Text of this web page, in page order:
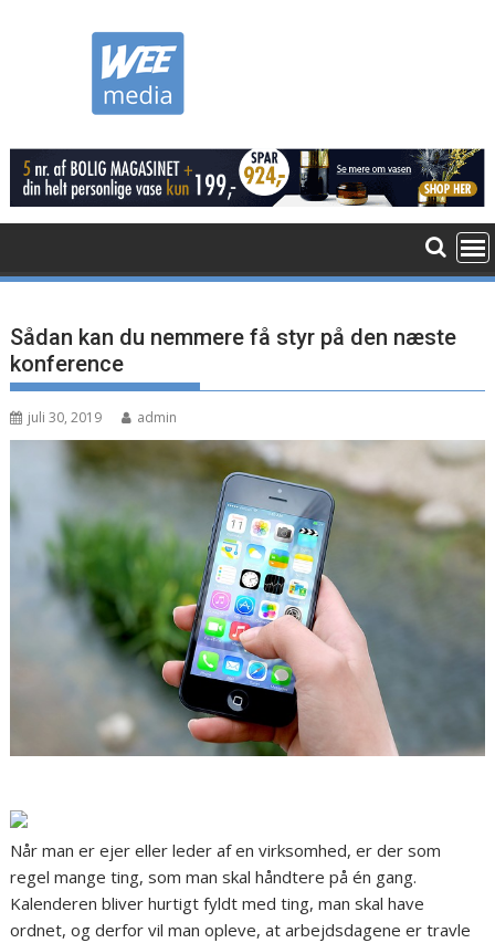
Sådan kan du nemmere få styr på den næste
konference
juli 30, 2019 admin
Når man er ejer eller leder af en virksomhed, er der som
regel mange ting, som man skal håndtere på én gang.
Kalenderen bliver hurtigt fyldt med ting, man skal have
ordnet, og derfor vil man opleve, at arbejdsdagene er travle